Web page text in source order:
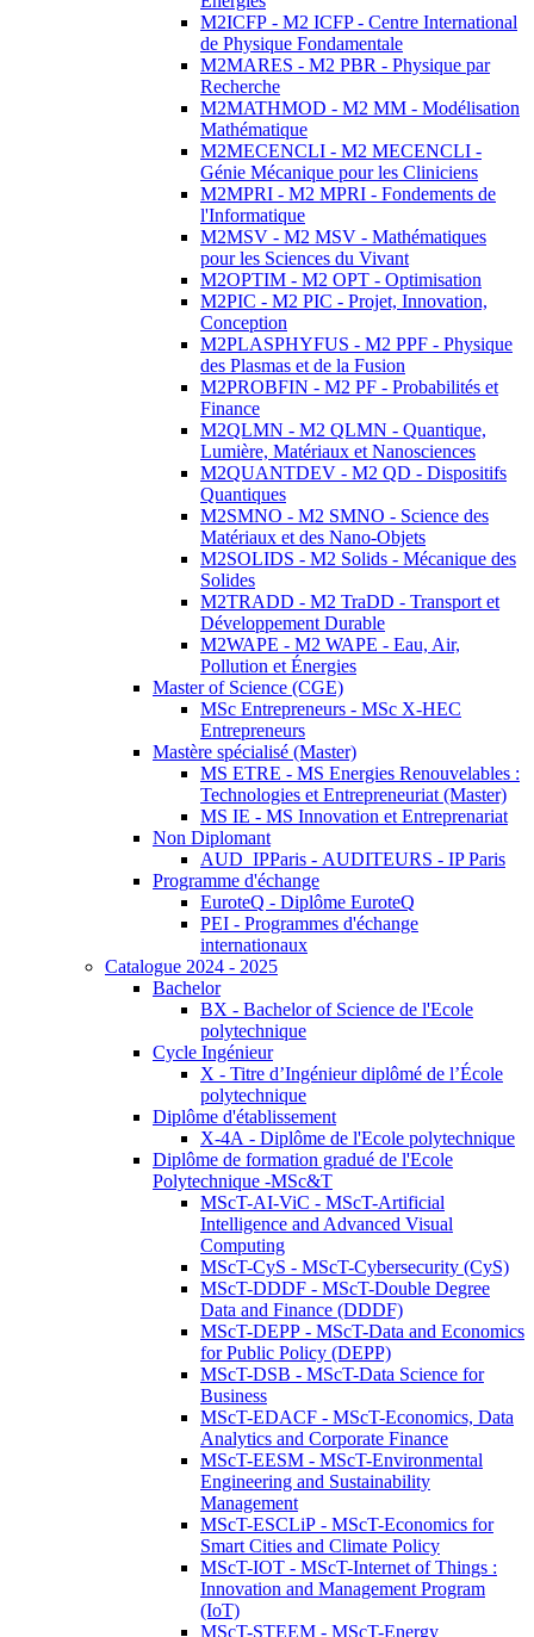
M2ICFP - M2 ICFP - Centre International
de Physique Fondamentale
M2MARES - M2 PBR - Physique par
Recherche
M2MATHMOD - M2 MM - Modélisation
Mathématique
M2MECENCLI - M2 MECENCLI -
Génie Mécanique pour les Cliniciens
M2MPRI - M2 MPRI - Fondements de
l'Informatique
M2MSV - M2 MSV - Mathématiques
pour les Sciences du Vivant
M2OPTIM - M2 OPT - Optimisation
M2PIC - M2 PIC - Projet, Innovation,
Conception
M2PLASPHYFUS - M2 PPF - Physique
des Plasmas et de la Fusion
M2PROBFIN - M2 PF - Probabilités et
Finance
M2QLMN - M2 QLMN - Quantique,
Lumière, Matériaux et Nanosciences
M2QUANTDEV - M2 QD - Dispositifs
Quantiques
M2SMNO - M2 SMNO - Science des
Matériaux et des Nano-Objets
M2SOLIDS - M2 Solids - Mécanique des
Solides
M2TRADD - M2 TraDD - Transport et
Développement Durable
M2WAPE - M2 WAPE - Eau, Air,
Pollution et Énergies
Master of Science (CGE)
MSc Entrepreneurs - MSc X-HEC
Entrepreneurs
Mastère spécialisé (Master)
MS ETRE - MS Energies Renouvelables :
Technologies et Entrepreneuriat (Master)
MS IE - MS Innovation et Entreprenariat
Non Diplomant
AUD_IPParis - AUDITEURS - IP Paris
Programme d'échange
EuroteQ - Diplôme EuroteQ
PEI - Programmes d'échange
internationaux
Catalogue 2024 - 2025
Bachelor
BX - Bachelor of Science de l'Ecole
polytechnique
Cycle Ingénieur
X - Titre d’Ingénieur diplômé de l’École
polytechnique
Diplôme d'établissement
X-4A - Diplôme de l'Ecole polytechnique
Diplôme de formation gradué de l'Ecole
Polytechnique -MSc&T
MScT-AI-ViC - MScT-Artificial
Intelligence and Advanced Visual
Computing
MScT-CyS - MScT-Cybersecurity (CyS)
MScT-DDDF - MScT-Double Degree
Data and Finance (DDDF)
MScT-DEPP - MScT-Data and Economics
for Public Policy (DEPP)
MScT-DSB - MScT-Data Science for
Business
MScT-EDACF - MScT-Economics, Data
Analytics and Corporate Finance
MScT-EESM - MScT-Environmental
Engineering and Sustainability
Management
MScT-ESCLiP - MScT-Economics for
Smart Cities and Climate Policy
MScT-IOT - MScT-Internet of Things :
Innovation and Management Program
(IoT)
MScT-STEEM - MScT-Energy